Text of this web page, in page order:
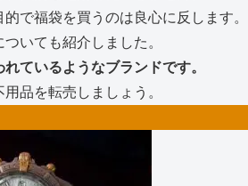
で福袋を買うのは良心に反します。
いても紹介しました。
ているようなブランドです。
品を転売しましょう。